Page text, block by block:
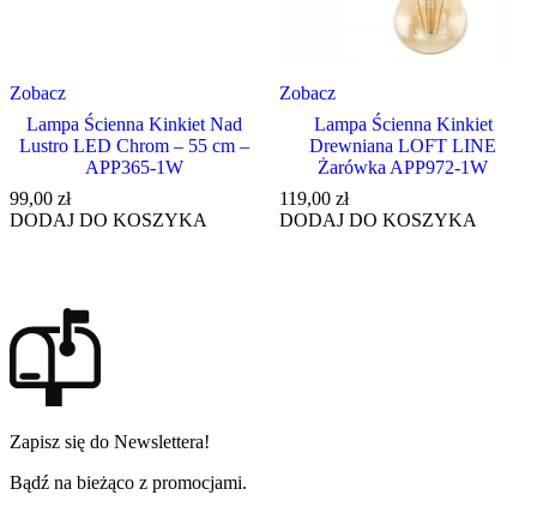
Zobacz
Lampa Ścienna Kinkiet Nad
Lustro LED Chrom – 55 cm –
APP365-1W
99,00 zł
DODAJ DO KOSZYKA
Zobacz
Lampa Ścienna Kinkiet
Drewniana LOFT LINE
Żarówka APP972-1W
119,00 zł
DODAJ DO KOSZYKA
Zapisz się do Newslettera!
Bądź na bieżąco z promocjami.